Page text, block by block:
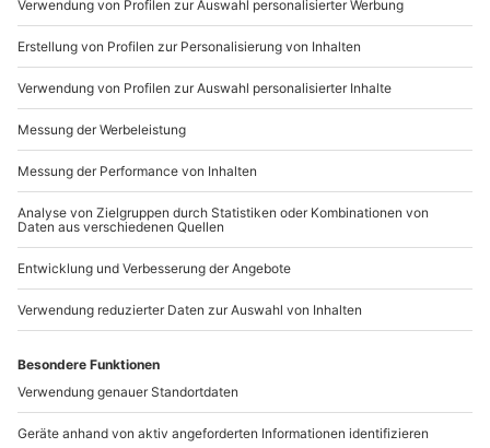
Mo-Fr: 9-17 Uhr
b2b@mydays.de
www.b2b.mydays.de/
Andere Produkte entdecken
-15% CLUB DEAL